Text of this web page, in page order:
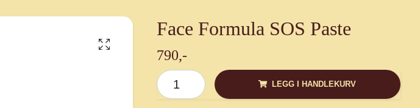
Face Formula SOS Paste
790,-
LEGG I HANDLEKURV